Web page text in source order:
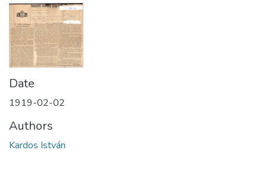
About us
Date
1919-02-02
Authors
Kardos István